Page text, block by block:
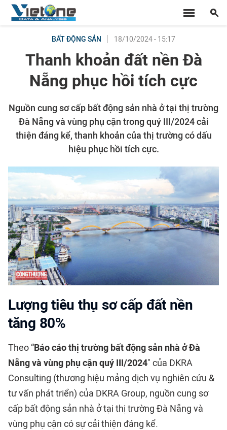
BẤT ĐỘNG SẢN 18/10/2024 - 15:17
Thanh khoản đất nền Đà
Nẵng phục hồi tích cực
Nguồn cung sơ cấp bất động sản nhà ở tại thị trường
Đà Nẵng và vùng phụ cận trong quý III/2024 cải
thiện đáng kể, thanh khoản của thị trường có dấu
hiệu phục hồi tích cực.
Lượng tiêu thụ sơ cấp đất nền
tăng 80%
Theo “Báo cáo thị trường bất động sản nhà ở Đà
Nẵng và vùng phụ cận quý III/2024" của DKRA
Consulting (thương hiệu mảng dịch vụ nghiên cứu &
tư vấn phát triển) của DKRA Group, nguồn cung sơ
cấp bất động sản nhà ở tại thị trường Đà Nẵng và
vùng phụ cận có sự cải thiện đáng kể.